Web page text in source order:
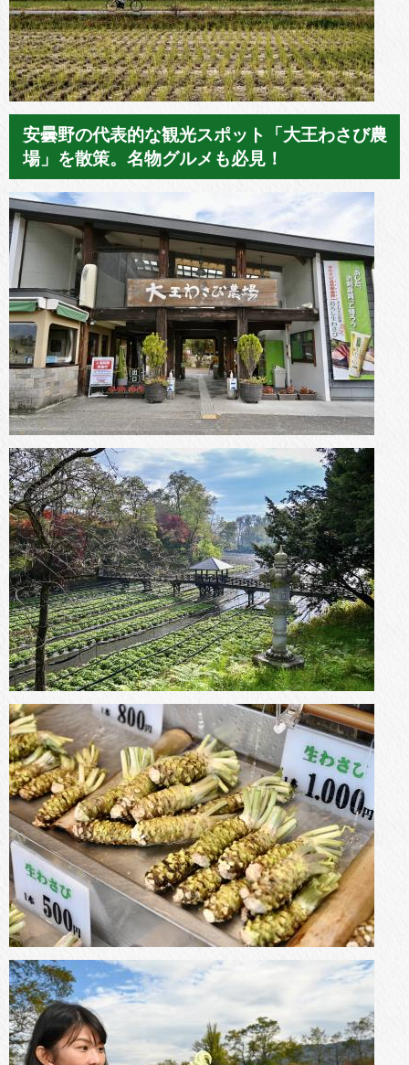
安曇野の代表的な観光スポット「大王わさび農
場」を散策。名物グルメも必見！